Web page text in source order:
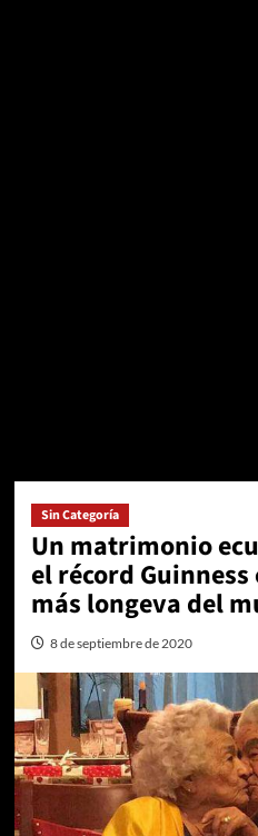
Sin Categoría
Un matrimonio
el récord
más longeva del
8 de septiembre de 2020